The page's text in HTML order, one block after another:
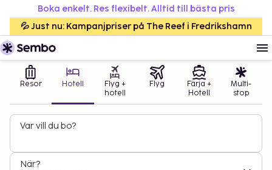
Boka enkelt. Res flexibelt. Alltid till bästa pris
💦 Just nu: Kampanjpriser på The Reef i Fredrikshamn
Resor Hotell
Flyg +
hotell
Flyg
Färja +
Hotell
Multi-
stop
Var vill du bo?
När?